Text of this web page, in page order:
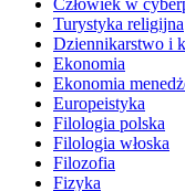
Człowiek w
Turystyka religijna
Dziennikarstwo i
Ekonomia
Ekonomia
Europeistyka
Filologia polska
Filologia włoska
Filozofia
Fizyka